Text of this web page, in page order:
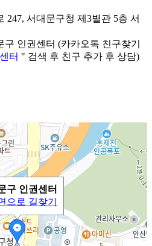
247, 서대문구청 제3별관 5층 서
인권센터 (카카오톡 친구찾기
터 " 검색 후 친구 추가 후 상담)
구 인권센터
으로 길찾기